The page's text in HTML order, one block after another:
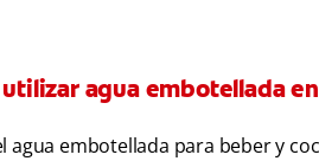
agua embotellada
agua embotellada para beber y